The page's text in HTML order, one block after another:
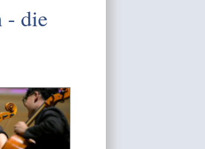
- die